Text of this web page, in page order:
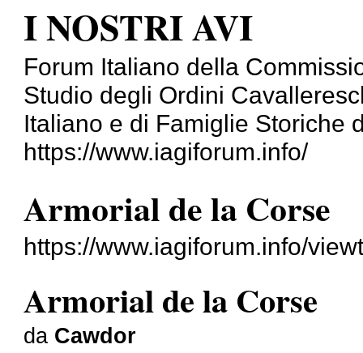
I NOSTRI AVI
Forum Italiano della
Studio degli Ordini
Italiano e di Famiglie Storiche
https://www.iagiforum.info/
Armorial de la Corse
https://www.iagiforum.info/
Armorial de la Corse
da Cawdor